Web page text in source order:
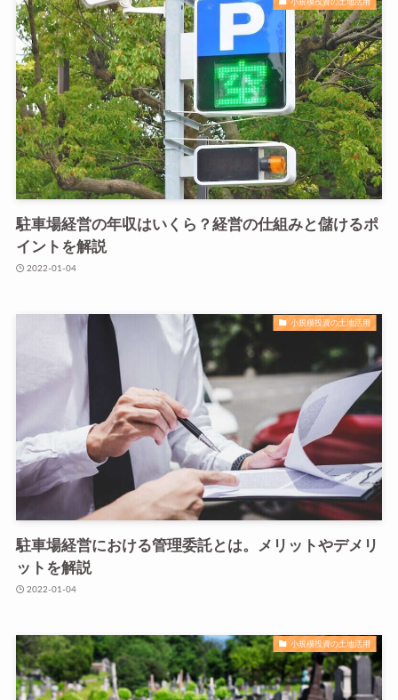
小規模投資の土地活用
駐車場経営の年収はいくら？経営の仕組みと儲けるポ
イントを解説
2022-01-04
小規模投資の土地活用
駐車場経営における管理委託とは。メリットやデメリ
ットを解説
2022-01-04
小規模投資の土地活用